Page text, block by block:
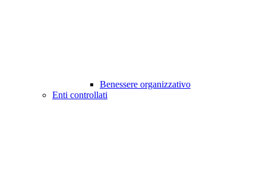
Benessere organizzativo
Enti controllati